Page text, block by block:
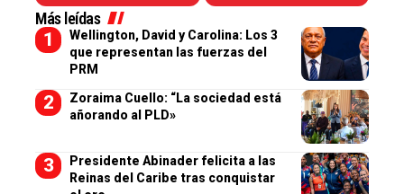
Más leídas
Wellington, David y Carolina: Los 3
que representan las fuerzas del
PRM
Zoraima Cuello: “La sociedad está
añorando al PLD»
Presidente Abinader felicita a las
Reinas del Caribe tras conquistar